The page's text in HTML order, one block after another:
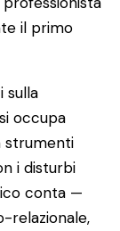
il primo
sulla
occupa
strumenti
i disturbi
conta —
relazionale,